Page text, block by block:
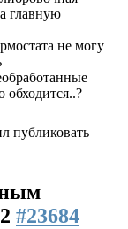
главную
не могу
обходится..?
публиковать
#23684